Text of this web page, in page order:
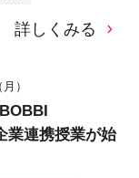
詳しくみる
）
連携授業が始